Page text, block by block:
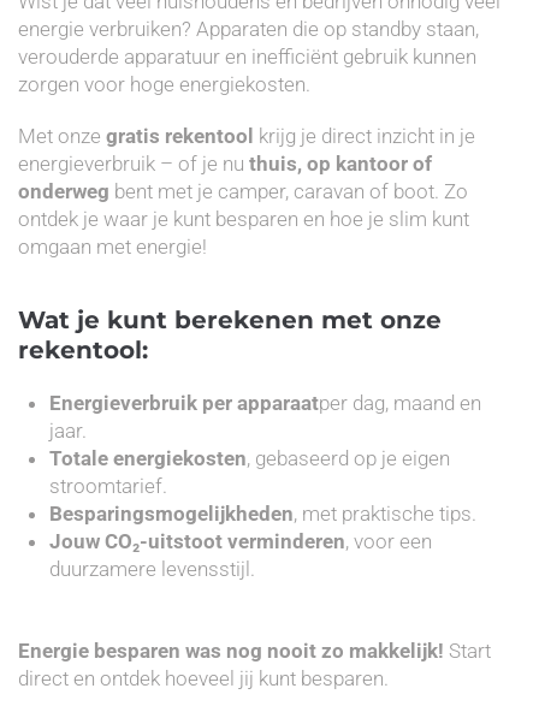
energie verbruiken? Apparaten die op standby staan,
verouderde apparatuur en inefficiënt gebruik kunnen
zorgen voor hoge energiekosten.
Met onze gratis rekentool krijg je direct inzicht in je
energieverbruik – of je nu thuis, op kantoor of
onderweg bent met je camper, caravan of boot. Zo
ontdek je waar je kunt besparen en hoe je slim kunt
omgaan met energie!
Wat je kunt berekenen met onze
rekentool:
Energieverbruik per apparaatper dag, maand en
jaar.
Totale energiekosten, gebaseerd op je eigen
stroomtarief.
Besparingsmogelijkheden, met praktische tips.
Jouw CO₂-uitstoot verminderen, voor een
duurzamere levensstijl.
Energie besparen was nog nooit zo makkelijk! Start
direct en ontdek hoeveel jij kunt besparen.